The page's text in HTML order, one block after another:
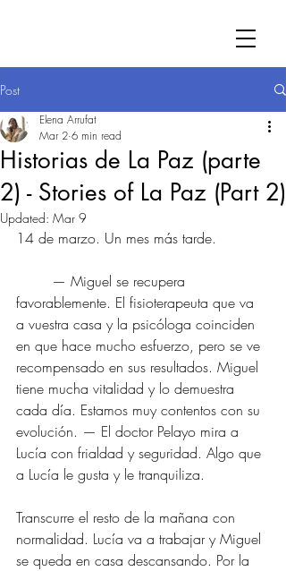
Post
Historias de La Paz (parte
2) - Stories of La Paz (Part 2)
Elena Arrufat
Mar 2 6 min read
Updated: Mar 9
14 de marzo. Un mes más tarde.
favorablemente. El fisioterapeuta que va
a vuestra casa y la psicóloga coinciden
en que hace mucho esfuerzo, pero se ve
recompensado en sus resultados. Miguel
tiene mucha vitalidad y lo demuestra
cada día. Estamos muy contentos con su
evolución. — El doctor Pelayo mira a
Lucía con frialdad y seguridad. Algo que
a Lucía le gusta y le tranquiliza.
Transcurre el resto de la mañana con
normalidad. Lucía va a trabajar y Miguel
se queda en casa descansando. Por la